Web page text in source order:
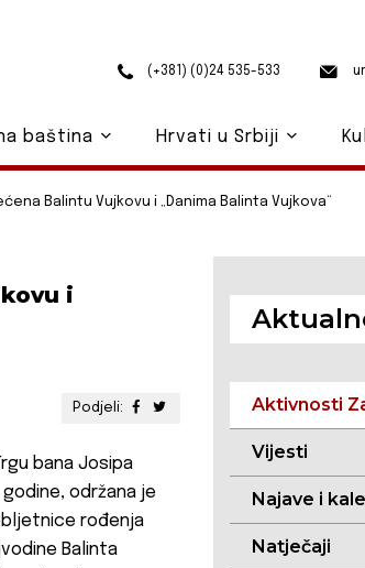
Balintu Vujkovu i „Danima Balinta Vujkova“
i
Podjeli:
bana Josipa
godine, održana je
rođenja
Balinta
Aktivnosti
Vijesti
Najave i
Natječaji
(+381) (0)24 535-533
baština Hrvati u Srbiji